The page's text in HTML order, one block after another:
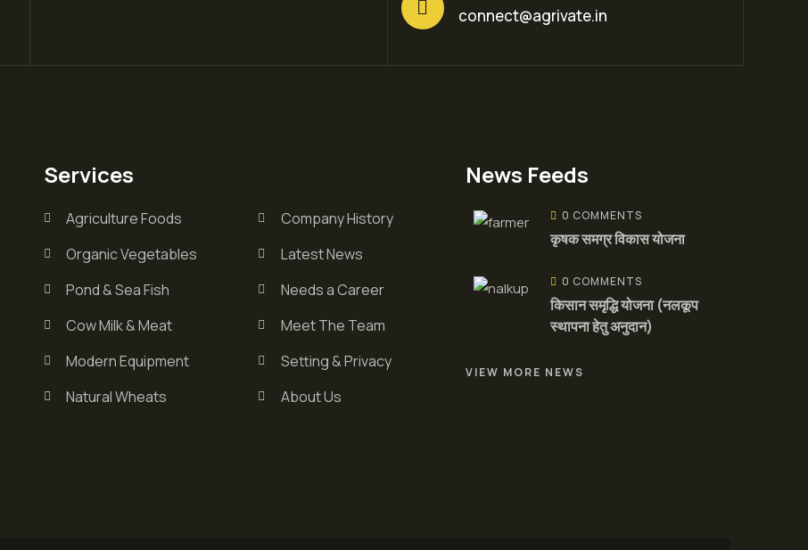
connect@agrivate.in
Services
Agriculture Foods
Organic Vegetables
Pond & Sea Fish
Cow Milk & Meat
Modern Equipment
Natural Wheats
Company History
Latest News
Needs a Career
Meet The Team
Setting & Privacy
About Us
News Feeds
0 COMMENTS
कृषक समग्र विकास योजना
0 COMMENTS
किसान समृद्धि योजना (नलकूप
स्थापना हेतु अनुदान)
VIEW MORE NEWS